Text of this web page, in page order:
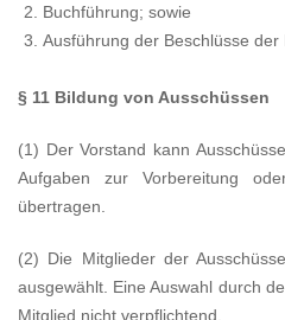
Buchführung; sowie
Ausführung der Beschlüsse der
§ 11 Bildung von Ausschüssen
(1) Der Vorstand kann
Aufgaben zur Vorbereitung
übertragen.
(2) Die Mitglieder der
ausgewählt. Eine Auswahl durch
Mitglied nicht verpflichtend.